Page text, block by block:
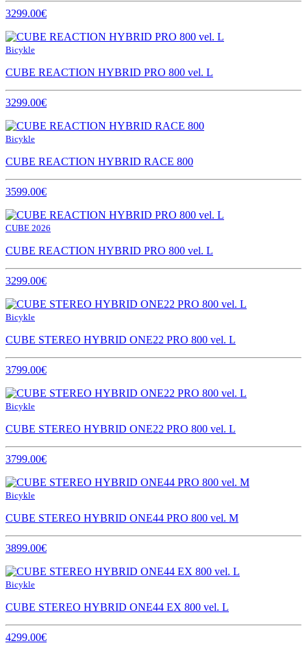
3299.00€
Bicykle
CUBE REACTION HYBRID PRO 800 vel. L
3299.00€
Bicykle
CUBE REACTION HYBRID RACE 800
3599.00€
CUBE 2026
CUBE REACTION HYBRID PRO 800 vel. L
3299.00€
Bicykle
CUBE STEREO HYBRID ONE22 PRO 800 vel. L
3799.00€
Bicykle
CUBE STEREO HYBRID ONE22 PRO 800 vel. L
3799.00€
Bicykle
CUBE STEREO HYBRID ONE44 PRO 800 vel. M
3899.00€
Bicykle
CUBE STEREO HYBRID ONE44 EX 800 vel. L
4299.00€